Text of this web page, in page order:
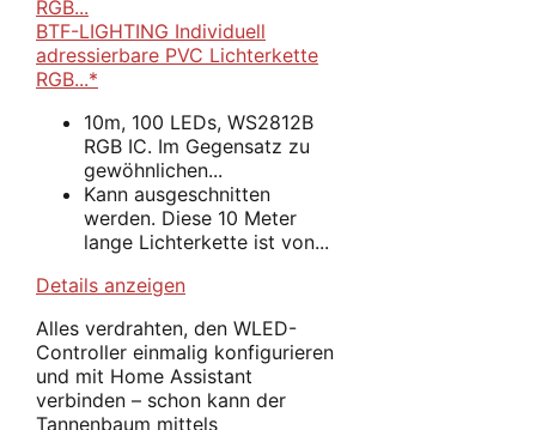
BTF-LIGHTING Individuell
adressierbare PVC Lichterkette
RGB...*
10m, 100 LEDs, WS2812B
RGB IC. Im Gegensatz zu
gewöhnlichen...
Kann ausgeschnitten
werden. Diese 10 Meter
lange Lichterkette ist von...
Details anzeigen
Alles verdrahten, den WLED-
Controller einmalig konfigurieren
und mit Home Assistant
verbinden – schon kann der
Tannenbaum mittels